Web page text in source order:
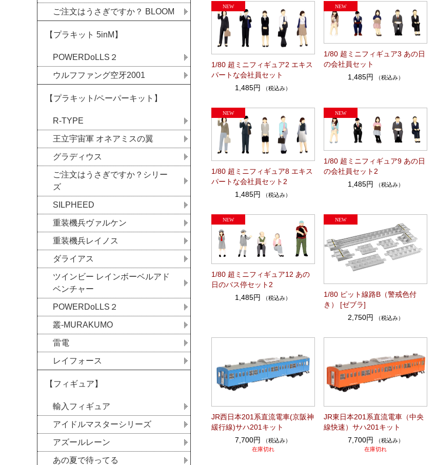
1/80 超ミニフィギュア2 エキス
パートな会社員セット
1,485円
（税込み）
1/80 超ミニフィギュア3 あの日
の会社員セット
1,485円
（税込み）
1/80 超ミニフィギュア8 エキス
パートな会社員セット2
1,485円
（税込み）
1/80 超ミニフィギュア9 あの日
の会社員セット2
1,485円
（税込み）
1/80 超ミニフィギュア12 あの
日のバス停セット2
1,485円
（税込み）
1/80 ピット線路B（警戒色付
き） [ゼブラ]
2,750円
（税込み）
JR西日本201系直流電車(京阪神
緩行線)サハ201キット
7,700円
（税込み）
在庫切れ
JR東日本201系直流電車（中央
線快速）サハ201キット
7,700円
（税込み）
在庫切れ
ご注文はうさぎですか？ BLOOM
【プラキット 5inM】
POWERDoLLS２
ウルフファング空牙2001
【プラキット/ペーパーキット】
R-TYPE
王立宇宙軍 オネアミスの翼
グラディウス
ご注文はうさぎですか？シリー
ズ
SILPHEED
重装機兵ヴァルケン
重装機兵レイノス
ダライアス
ツインビー レインボーベルアド
ベンチャー
POWERDoLLS２
叢-MURAKUMO
雷電
レイフォース
【フィギュア】
輸入フィギュア
アイドルマスターシリーズ
アズールレーン
あの夏で待ってる